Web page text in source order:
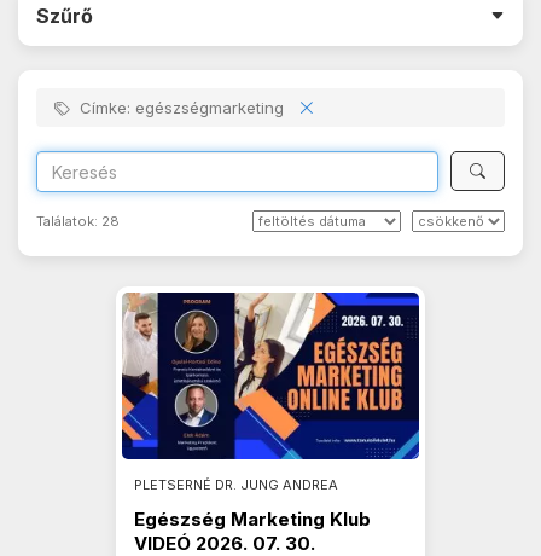
Szűrő
Címke: egészségmarketing
Találatok: 28
PLETSERNÉ DR. JUNG ANDREA
Egészség Marketing Klub
VIDEÓ 2026. 07. 30.